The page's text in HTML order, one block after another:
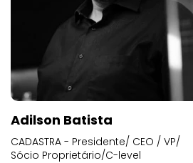
Adilson Batista
CADASTRA - Presidente/ CEO / VP/
Sócio Proprietário/C-level